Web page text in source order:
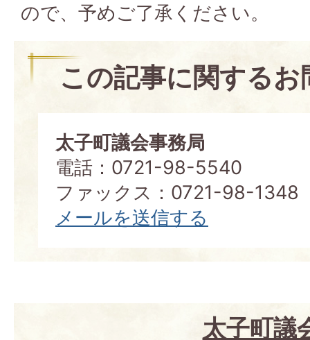
ので、予めご了承ください。
この記事に関する
太子町議会事務局
電話：0721-98-5540
ファックス：0721-98-1348
メールを送信する
太子町議